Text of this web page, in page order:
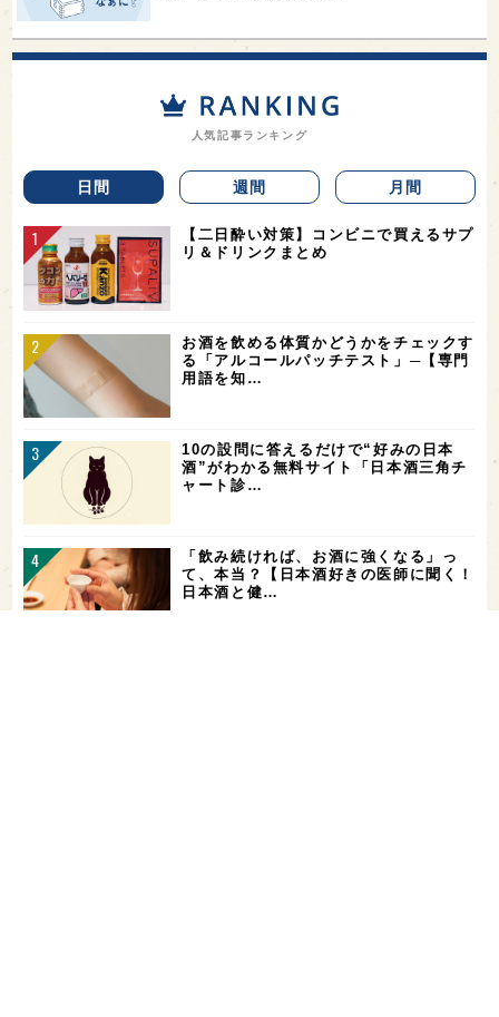
人気記事ランキング
日間 週間 月間
【二日酔い対策】コンビニで買えるサプ
リ＆ドリンクまとめ
お酒を飲める体質かどうかをチェックす
る「アルコールパッチテスト」─【専門
用語を知…
10の設問に答えるだけで“好みの日本
酒”がわかる無料サイト「日本酒三角チ
ャート診…
「飲み続ければ、お酒に強くなる」っ
て、本当？【日本酒好きの医師に聞く！
日本酒と健…